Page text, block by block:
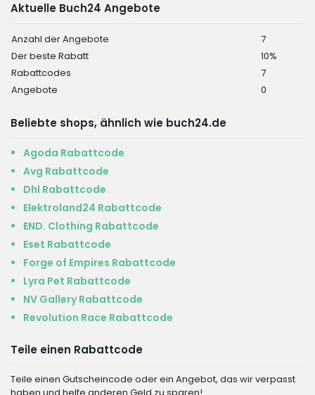
Aktuelle Buch24 Angebote
Anzahl der Angebote
7
Der beste Rabatt
10%
Rabattcodes
7
Angebote
0
Beliebte shops, ähnlich wie buch24.de
Agoda Rabattcode
Avg Rabattcode
Dhl Rabattcode
Elektroland24 Rabattcode
END. Clothing Rabattcode
Eset Rabattcode
Forge of Empires Rabattcode
Lyra Pet Rabattcode
NV Gallery Rabattcode
Revolution Race Rabattcode
Teile einen Rabattcode
Teile einen Gutscheincode oder ein Angebot, das wir verpasst